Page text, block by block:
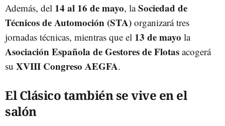
Además, del 14 al 16 de mayo, laSociedad de
Técnicos de Automoción (STA) organizará tres
jornadas técnicas, mientras que el 13 de mayo la
Asociación Española de Gestores de Flotas acogerá
su XVIII Congreso AEGFA.
El Clásico también se vive en el
salón